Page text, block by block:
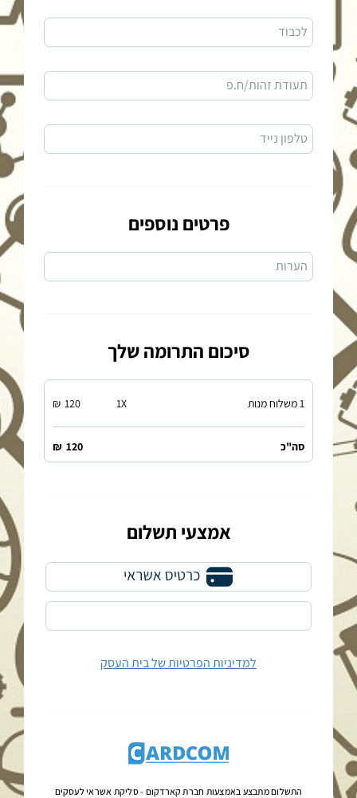
לכבוד
תעודת זהות/ח.פ
טלפון נייד
פרטים נוספים
הערות
סיכום התרומה שלך
1 משלוח מנות X
1
120
₪
סה"כ 120
₪
אמצעי תשלום
למדיניות הפרטיות של בית העסק
התשלום מתבצע באמצעות חברת קארדקום -סליקת אשראי לעסקים